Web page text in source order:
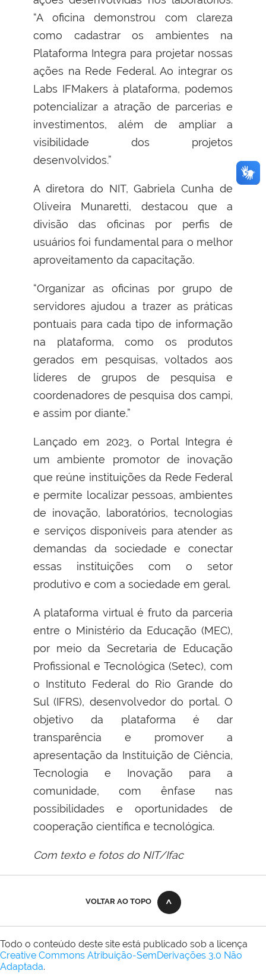
“A oficina demonstrou com clareza
como cadastrar os ambientes na
Plataforma Integra para projetar nossas
ações na Rede Federal. Ao integrar os
Labs IFMakers à plataforma, podemos
potencializar a atração de parcerias e
investimentos, além de ampliar a
visibilidade dos projetos
desenvolvidos.”
A diretora do NIT, Gabriela Cunha de
Oliveira Munaretti, destacou que a
divisão das oficinas por perfis de
usuários foi fundamental para o melhor
aproveitamento da capacitação.
“Organizar as oficinas por grupo de
servidores ajudou a trazer as práticas
pontuais para cada tipo de informação
na plataforma, como os produtos
gerados em pesquisas, voltados aos
líderes de grupos de pesquisa e
coordenadores de pesquisa dos campi,
e assim por diante.”
Lançado em 2023, o Portal Integra é
um ambiente promotor de inovação
que reúne instituições da Rede Federal
e permite localizar pessoas, ambientes
de inovação, laboratórios, tecnologias
e serviços disponíveis para atender as
demandas da sociedade e conectar
essas instituições com o setor
produtivo e com a sociedade em geral.
A plataforma virtual é fruto da parceria
entre o Ministério da Educação (MEC),
por meio da Secretaria de Educação
Profissional e Tecnológica (Setec), com
o Instituto Federal do Rio Grande do
Sul (IFRS), desenvolvedor do portal. O
objetivo da plataforma é dar
transparência e promover a
apresentação da Instituição de Ciência,
Tecnologia e Inovação para a
comunidade, com ênfase nas
possibilidades e oportunidades de
cooperação científica e tecnológica.
Com texto e fotos do NIT/Ifac
VOLTAR AO TOPO
Todo o conteúdo deste site está publicado sob a licença
Creative Commons Atribuição-SemDerivações 3.0 Não
Adaptada.